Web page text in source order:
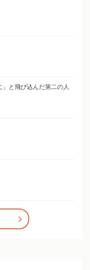
と飛び込んだ第二の人